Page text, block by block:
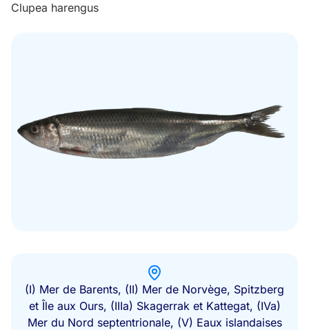
Clupea harengus
(I) Mer de Barents, (II) Mer de Norvège, Spitzberg
et Île aux Ours, (IIIa) Skagerrak et Kattegat, (IVa)
Mer du Nord septentrionale, (V) Eaux islandaises